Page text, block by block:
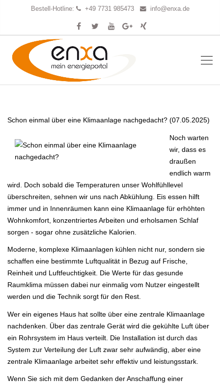
Bestell-Hotline: +49 7731 985473 info@enxa.de
Schon einmal über eine Klimaanlage nachgedacht? (07.05.2025)
Noch warten
wir, dass es
draußen
endlich warm
wird. Doch sobald die Temperaturen unser Wohlfühllevel
überschreiten, sehnen wir uns nach Abkühlung. Eis essen hilft
immer und in Innenräumen kann eine Klimaanlage für erhöhten
Wohnkomfort, konzentriertes Arbeiten und erholsamen Schlaf
sorgen - sogar ohne zusätzliche Kalorien.
Moderne, komplexe Klimaanlagen kühlen nicht nur, sondern sie
schaffen eine bestimmte Luftqualität in Bezug auf Frische,
Reinheit und Luftfeuchtigkeit. Die Werte für das gesunde
Raumklima müssen dabei nur einmalig vom Nutzer eingestellt
werden und die Technik sorgt für den Rest.
Wer ein eigenes Haus hat sollte über eine zentrale Klimaanlage
nachdenken. Über das zentrale Gerät wird die gekühlte Luft über
ein Rohrsystem im Haus verteilt. Die Installation ist durch das
System zur Verteilung der Luft zwar sehr aufwändig, aber eine
zentrale Klimaanlage arbeitet sehr effektiv und leistungsstark.
Wenn Sie sich mit dem Gedanken der Anschaffung einer